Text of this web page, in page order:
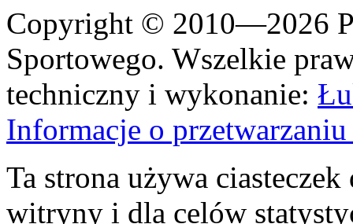
Copyright © 2010—2026
Sportowego. Wszelkie
techniczny i wykonanie:
Informacje o
Ta strona używa
witryny i dla celów